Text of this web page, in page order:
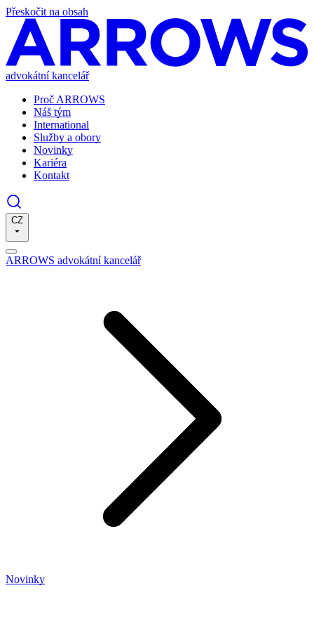
Přeskočit na obsah
advokátní kancelář
Proč ARROWS
Náš tým
International
Služby a obory
Novinky
Kariéra
Kontakt
CZ
ARROWS advokátní kancelář
Novinky